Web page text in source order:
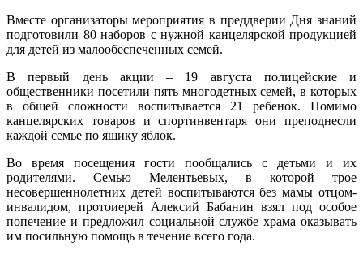
Вместе организаторы мероприятия в преддверии Дня знаний
подготовили 80 наборов с нужной канцелярской продукцией
для детей из малообеспеченных семей.
В первый день акции – 19 августа полицейские и
общественники посетили пять многодетных семей, в которых
в общей сложности воспитывается 21 ребенок. Помимо
канцелярских товаров и спортинвентаря они преподнесли
каждой семье по ящику яблок.
Во время посещения гости пообщались с детьми и их
родителями. Семью Мелентьевых, в которой трое
несовершеннолетних детей воспитываются без мамы отцом-
инвалидом, протоиерей Алексий Бабанин взял под особое
попечение и предложил социальной службе храма оказывать
им посильную помощь в течение всего года.